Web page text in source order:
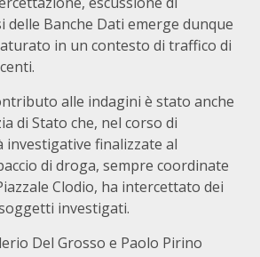
delle Banche Dati emerge dunque
in un contesto di traffico di
alle indagini è stato anche
di Stato che, nel corso di
finalizzate al
di droga, sempre coordinate
Clodio, ha intercettato dei
investigati.
Del Grosso e Paolo Pirino